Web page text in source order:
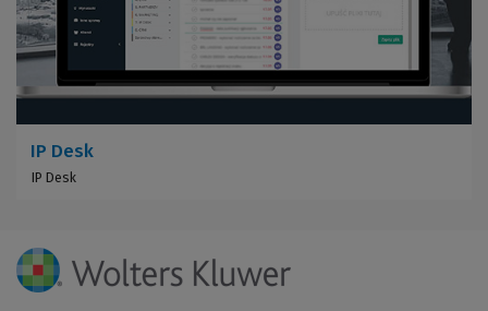
IP Desk
IP Desk